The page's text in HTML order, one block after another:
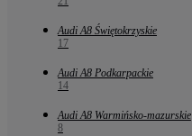
Audi A8 Świętokrzyskie
17
Audi A8 Podkarpackie
14
Audi A8 Warmińsko-mazurskie
8